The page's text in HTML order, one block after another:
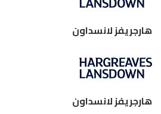
هارجريفز لانسداون
هارجريفز لانسداون